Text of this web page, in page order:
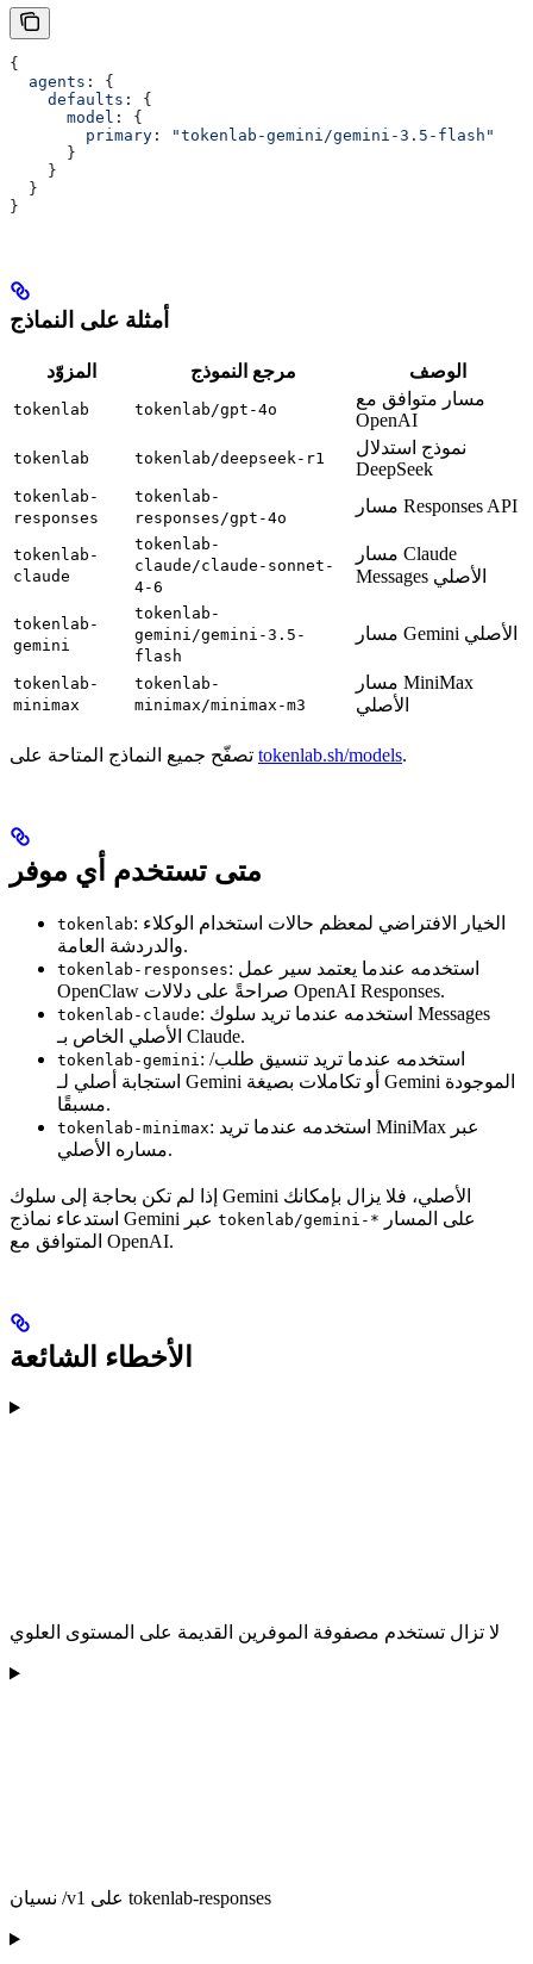
{
  agents
: {
    defaults
: {
      model
: {
        primary
:
"tokenlab-gemini/gemini-3.5-flash"
      }
    }
  }
}
أمثلة على النماذج
المزوّد مرجع النموذج الوصف
tokenlab tokenlab/gpt-4o
مسار متوافق مع
OpenAI
tokenlab tokenlab/deepseek-r1
نموذج استدلال
DeepSeek
tokenlab-
responses
tokenlab-
responses/gpt-4o
مسار Responses API
tokenlab-
claude
tokenlab-
claude/claude-sonnet-
4-6
مسار Claude
Messages الأصلي
tokenlab-
gemini
tokenlab-
gemini/gemini-3.5-
flash
مسار Gemini الأصلي
tokenlab-
minimax
tokenlab-
minimax/minimax-m3
مسار MiniMax
الأصلي
tokenlab.sh/models.
متى تستخدم أي موفر
tokenlab: الخيار الافتراضي لمعظم حالات استخدام الوكلاء
والدردشة العامة.
tokenlab-responses: استخدمه عندما يعتمد سير عمل
OpenClaw صراحةً على دلالات OpenAI Responses.
tokenlab-claude: استخدمه عندما تريد سلوك Messages
الأصلي الخاص بـ Claude.
tokenlab-gemini : استخدمه عندما تريد تنسيق طلب/
استجابة أصلي لـ Gemini أو تكاملات بصيغة Gemini الموجودة
مسبقًا.
tokenlab-minimax: استخدمه عندما تريد MiniMax عبر
مساره الأصلي.
إذا لم تكن بحاجة إلى سلوك Gemini الأصلي، فلا يزال بإمكانك
tokenlab/gemini-*
المتوافق مع OpenAI.
الأخطاء الشائعة
لا تزال تستخدم مصفوفة الموفرين القديمة على المستوى العلوي
نسيان /v1 على tokenlab-responses